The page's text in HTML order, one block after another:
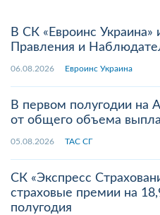
В СК «Евроинс Украина»
Правления и
06.08.2026 Евроинс Украина
В первом полугодии на
от общего объема
05.08.2026 ТАС СГ
СК «Экспресс
страховые премии на
полугодия